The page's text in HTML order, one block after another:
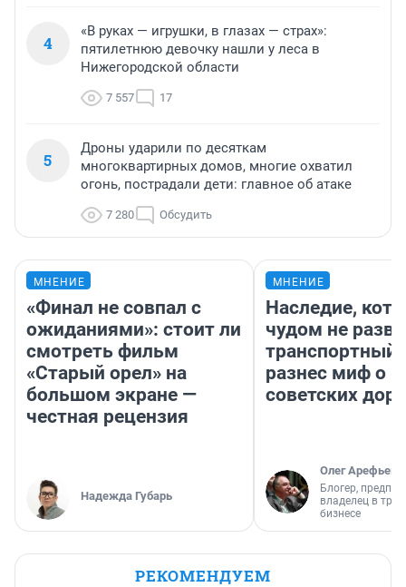
4
«В руках — игрушки, в глазах — страх»:
пятилетнюю девочку нашли у леса в
Нижегородской области
7 557 17
5
Дроны ударили по десяткам
многоквартирных домов, многие охватил
огонь, пострадали дети: главное об атаке
7 280 Обсудить
МНЕНИЕ
«Финал не совпал с
ожиданиями»: стоит ли
смотреть фильм
«Старый орел» на
большом экране —
честная рецензия
Надежда Губарь
МНЕНИЕ
Наследие,
чудом не
транспортный
разнес миф о
советских
Олег Арефьев
Блогер,
владелец в
бизнесе
РЕКОМЕНДУЕМ